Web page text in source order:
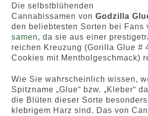
Die selbstblühenden
Cannabissamen von Godzilla
den beliebtesten Sorten bei Fans
samen, da sie aus einer
reichen Kreuzung (Gorilla Glue #
Cookies mit Mentholgeschmack)
Wie Sie wahrscheinlich wissen,
Spitzname „Glue“ bzw. „Kleber“
die Blüten dieser Sorte
klebrigem Harz sind. Das von